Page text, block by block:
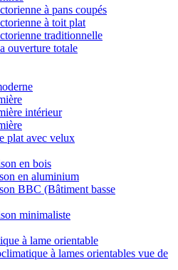
à pans coupés
à toit plat
traditionnelle
ouverture totale
intérieur
plat avec velux
en bois
en aluminium
BBC (Bâtiment basse
minimaliste
à lame orientable
à lames orientables vue de